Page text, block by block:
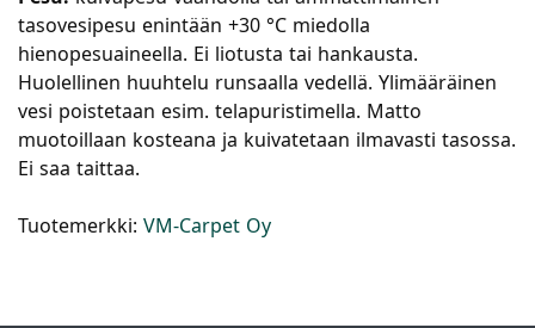
tasovesipesu enintään +30 °C miedolla
hienopesuaineella. Ei liotusta tai hankausta.
Huolellinen huuhtelu runsaalla vedellä. Ylimääräinen
vesi poistetaan esim. telapuristimella. Matto
muotoillaan kosteana ja kuivatetaan ilmavasti tasossa.
Ei saa taittaa.
Tuotemerkki: VM-Carpet Oy